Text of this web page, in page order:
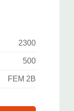
2300
500
FEM 2B